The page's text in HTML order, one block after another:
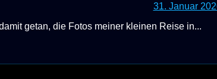
31. Januar
getan, die Fotos meiner kleinen Reise in...